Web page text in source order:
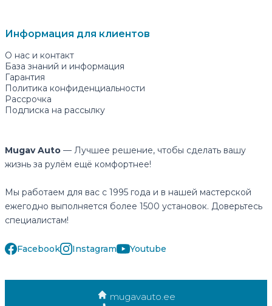
Информация для клиентов
О нас и контакт
База знаний и информация
Гарантия
Политика конфиденциальности
Рассрочка
Подписка на рассылку
Mugav Auto — Лучшее решение, чтобы сделать вашу
жизнь за рулём ещё комфортнее!
Мы работаем для вас с 1995 года и в нашей мастерской
ежегодно выполняется более 1500 установок. Доверьтесь
специалистам!
Facebook Instagram Youtube
mugavauto.ee